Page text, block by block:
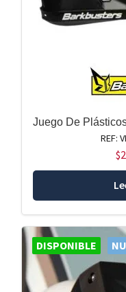
Juego De
REF:
$
DISPONIBLE